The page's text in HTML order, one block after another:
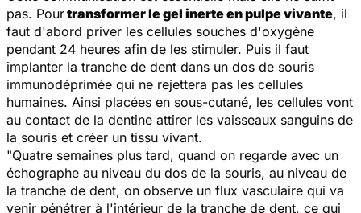
pas. Pourtransformer le gel inerte en pulpe vivante, il
faut d'abord priver les cellules souches d'oxygène
pendant 24 heures afin de les stimuler. Puis il faut
implanter la tranche de dent dans un dos de souris
immunodéprimée qui ne rejettera pas les cellules
humaines. Ainsi placées en sous-cutané, les cellules vont
au contact de la dentine attirer les vaisseaux sanguins de
la souris et créer un tissu vivant.
"Quatre semaines plus tard, quand on regarde avec un
échographe au niveau du dos de la souris, au niveau de
la tranche de dent, on observe un flux vasculaire qui va
venir pénétrer à l'intérieur de la tranche de dent, ce qui